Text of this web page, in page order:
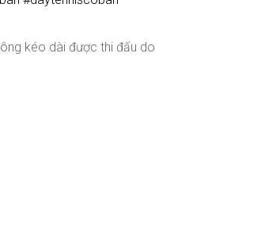
kéo dài được thi đấu do